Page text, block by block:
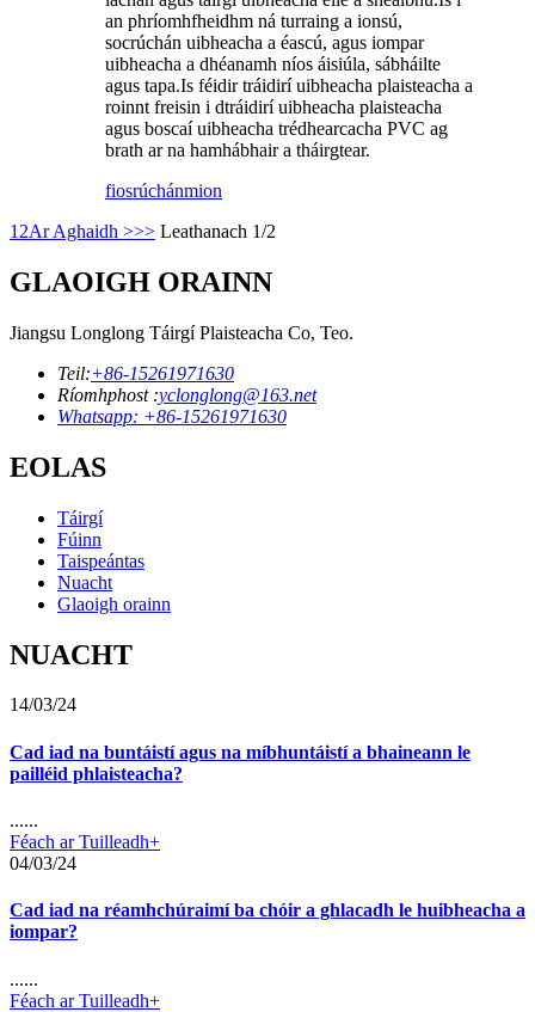
an phríomhfheidhm ná turraing a ionsú,
socrúchán uibheacha a éascú, agus iompar
uibheacha a dhéanamh níos áisiúla, sábháilte
agus tapa.Is féidir tráidirí uibheacha plaisteacha a
roinnt freisin i dtráidirí uibheacha plaisteacha
agus boscaí uibheacha trédhearcacha PVC ag
brath ar na hamhábhair a tháirgtear.
fiosrúchánmion
1 2Ar Aghaidh >>> Leathanach 1/2
GLAOIGH ORAINN
Jiangsu Longlong Táirgí Plaisteacha Co, Teo.
Teil:+86-15261971630
Ríomhphost :yclonglong@163.net
Whatsapp: +86-15261971630
EOLAS
Táirgí
Fúinn
Taispeántas
Nuacht
Glaoigh orainn
NUACHT
14/03/24
Cad iad na buntáistí agus na míbhuntáistí a bhaineann le
pailléid phlaisteacha?
......
Féach ar Tuilleadh+
04/03/24
Cad iad na réamhchúraimí ba chóir a ghlacadh le huibheacha a
iompar?
......
Féach ar Tuilleadh+